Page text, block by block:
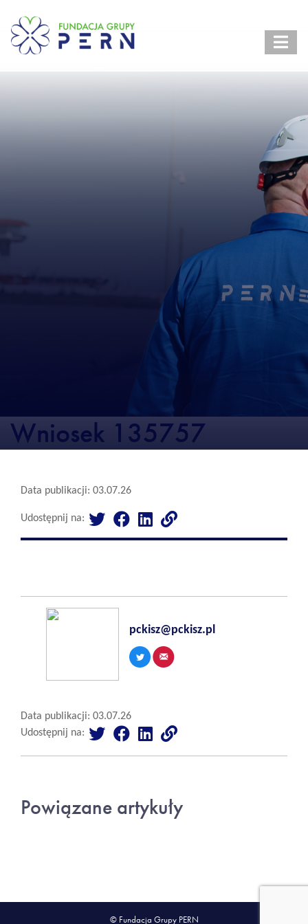
Wniosek 135757
Data publikacji: 03.07.26
Udostępnij na:
pckisz@pckisz.pl
Data publikacji: 03.07.26
Udostępnij na:
Powiązane artykuły
© Fundacja Grupy PERN